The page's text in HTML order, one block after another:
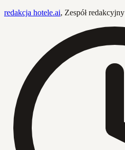
redakcja hotele.ai, Zespół redakcyjny